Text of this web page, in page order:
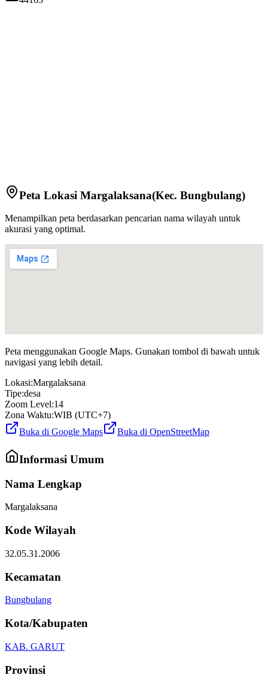
Peta Lokasi Margalaksana(Kec. Bungbulang)
Menampilkan peta berdasarkan pencarian nama wilayah untuk
akurasi yang optimal.
Peta menggunakan Google Maps. Gunakan tombol di bawah untuk
navigasi yang lebih detail.
Lokasi:Margalaksana
Tipe:desa
Zoom Level:14
Zona Waktu:WIB (UTC+7)
Buka di Google Maps
Buka di OpenStreetMap
Informasi Umum
Nama Lengkap
Margalaksana
Kode Wilayah
32.05.31.2006
Kecamatan
Bungbulang
Kota/Kabupaten
KAB. GARUT
Provinsi